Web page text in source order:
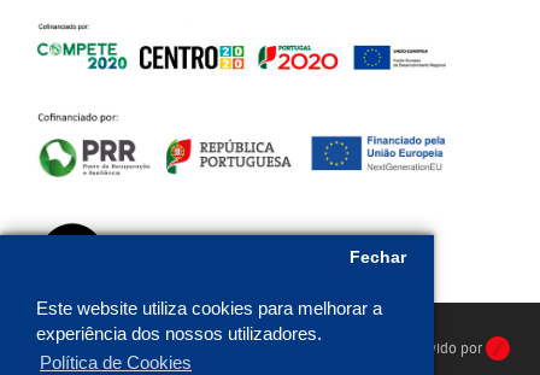
Este website utiliza cookies para melhorar a
experiência dos nossos utilizadores.
Política de Cookies
Fechar
HR Protecção © 2026. Todos os direitos reservados. Desenvolvido por